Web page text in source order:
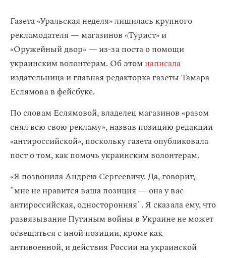
Газета «Уральская неделя» лишилась крупного
рекламодателя — магазинов «Турист» и
«Оружейный двор» — из-за поста о помощи
украинским волонтерам. Об этом написала
издательница и главная редакторка газеты Тамара
Еслямова в фейсбуке.
По словам Еслямовой, владелец магазинов «разом
снял всю свою рекламу», назвав позицию редакции
«антироссийской», поскольку газета опубликовала
пост о том, как помочь украинским волонтерам.
«Я позвонила Андрею Сергеевичу. Да, говорит,
"мне не нравится ваша позиция — она у вас
антироссийская, односторонняя". Я сказала ему, что
развязывание Путиным войны в Украине не может
освещаться с иной позиции, кроме как
антивоенной, и действия России на украинской